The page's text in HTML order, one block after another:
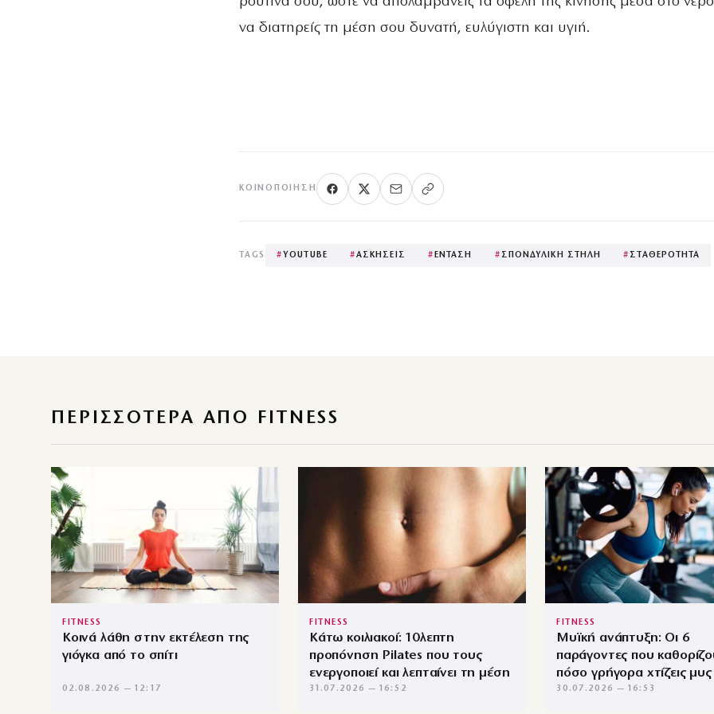
να διατηρείς τη μέση σου δυνατή, ευλύγιστη και υγιή.
ΚΟΙΝΟΠΟΊΗΣΗ
TAGS # YOUTUBE #ΑΣΚΗΣΕΙΣ # ΕΝΤΑΣΗ # ΣΠΟΝΔΥΛΙΚΗ ΣΤΗΛΗ # ΣΤΑΘΕΡΟΤΗΤΑ
ΠΕΡΙΣΣΌΤΕΡΑ ΑΠΌ FITNESS
FITNESS
Κοινά λάθη στην εκτέλεση της
γιόγκα από το σπίτι
02.08.2026 — 12:17
FITNESS
Κάτω κοιλιακοί: 10λεπτη
προπόνηση Pilates που τους
ενεργοποιεί και λεπταίνει τη μέση
31.07.2026 — 16:52
FITNESS
Μυϊκή ανάπτυξη: Οι 6
παράγοντες που
πόσο γρήγορα χτίζεις μυς
30.07.2026 — 16:53